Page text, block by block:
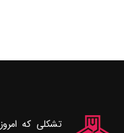
تشکلی که